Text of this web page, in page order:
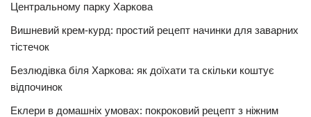
Центральному парку Харкова
Вишневий крем-курд: простий рецепт начинки для заварних
тістечок
Безлюдівка біля Харкова: як доїхати та скільки коштує
відпочинок
Еклери в домашніх умовах: покроковий рецепт з ніжним